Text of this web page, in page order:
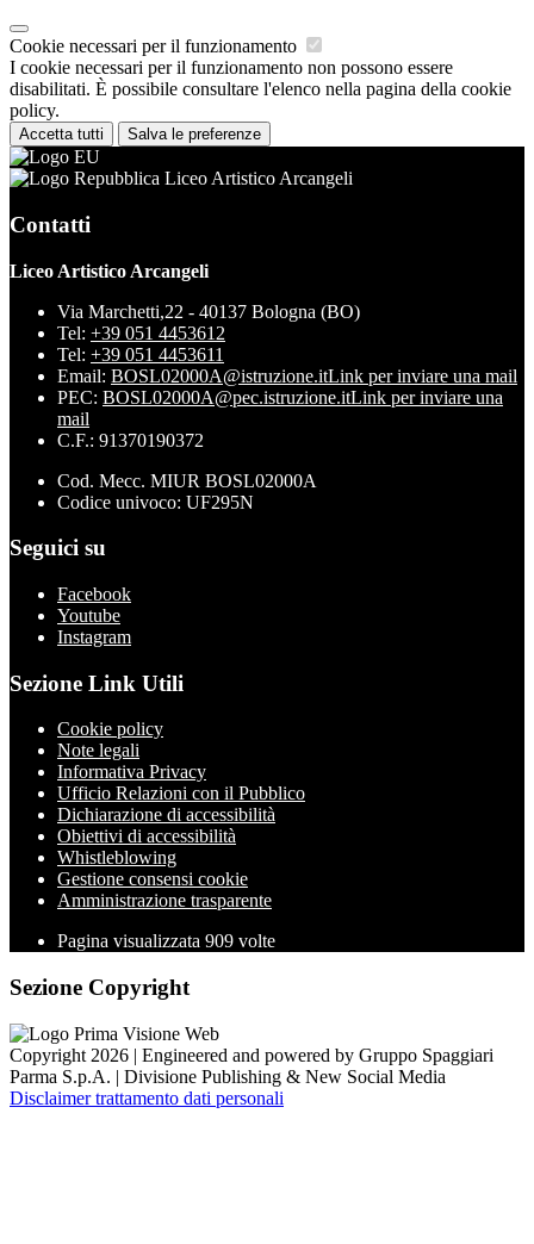
Cookie necessari per il funzionamento
I cookie necessari per il funzionamento non possono essere
disabilitati. È possibile consultare l'elenco nella pagina della cookie
policy.
Accetta tutti Salva le preferenze
Liceo Artistico Arcangeli
Contatti
Liceo Artistico Arcangeli
Via Marchetti,22 - 40137 Bologna (BO)
Tel: +39 051 4453612
Tel: +39 051 4453611
Email: BOSL02000A@istruzione.itLink per inviare una mail
PEC: BOSL02000A@pec.istruzione.itLink per inviare una
mail
C.F.: 91370190372
Cod. Mecc. MIUR BOSL02000A
Codice univoco: UF295N
Seguici su
Facebook
Youtube
Instagram
Sezione Link Utili
Cookie policy
Note legali
Informativa Privacy
Ufficio Relazioni con il Pubblico
Dichiarazione di accessibilità
Obiettivi di accessibilità
Whistleblowing
Gestione consensi cookie
Amministrazione trasparente
Pagina visualizzata 909 volte
Sezione Copyright
Copyright 2026 | Engineered and powered by Gruppo Spaggiari
Parma S.p.A. | Divisione Publishing & New Social Media
Disclaimer trattamento dati personali